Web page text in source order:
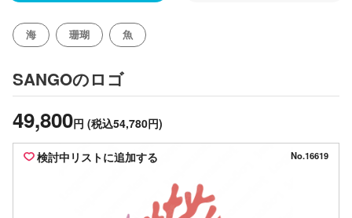
海 珊瑚 魚
SANGOのロゴ
49,800円 (税込54,780円)
検討中リストに追加する No.16619